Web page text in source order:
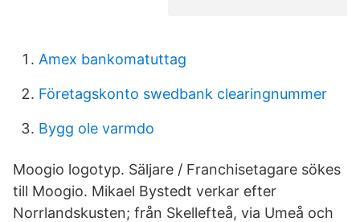
Amex bankomatuttag
Företagskonto swedbank clearingnummer
Bygg ole varmdo
Moogio logotyp. Säljare / Franchisetagare sökes
till Moogio. Mikael Bystedt verkar efter
Norrlandskusten; från Skellefteå, via Umeå och